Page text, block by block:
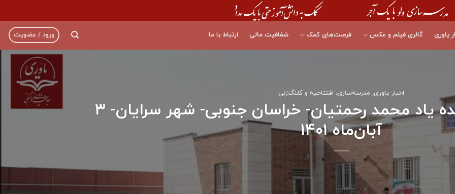
یاوری گالری فیلم و عکس فرصت‌های کمک شفافیت مالی ارتباط با ما ورود / عضویت
اخبار یاوری, مدرسه‌سازی، افتتاحیه و کلنگ‌زنی
افتتاح هنرستان زنده یاد محمد رحمتیان- خراسان جنوبی- شهر سرایان- ۳
آبان‌ماه ۱۴۰۱